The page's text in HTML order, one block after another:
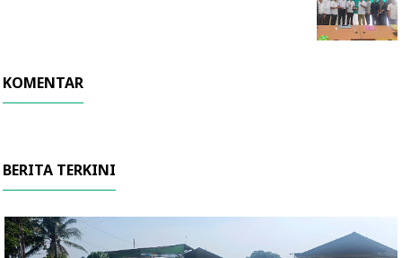
KOMENTAR
BERITA TERKINI